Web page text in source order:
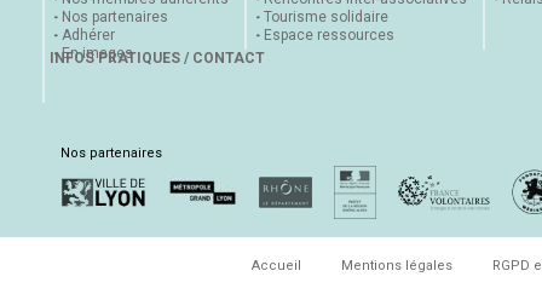
Nos partenaires
Adhérer
En images
Tourisme solidaire
Espace ressources
INFOS PRATIQUES / CONTACT
Nos partenaires
Accueil Mentions légales RGPD